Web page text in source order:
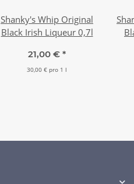
Shanky's Whip Original
Black Irish Liqueur 0,7l
21,00 € *
30,00 € pro 1 l